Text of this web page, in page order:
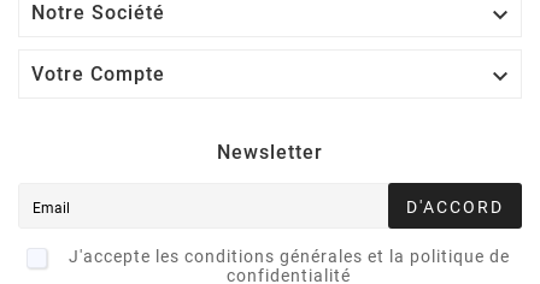
Notre Société 
Votre Compte 
Newsletter
D'ACCORD
J'accepte les conditions générales et la politique de
confidentialité